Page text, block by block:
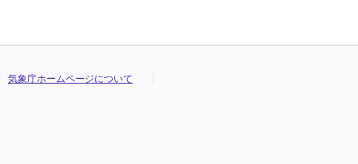
気象庁ホームページについて